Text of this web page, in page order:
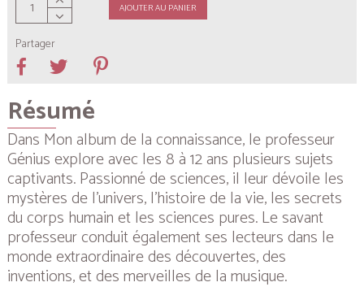
AJOUTER AU PANIER
Partager
Résumé
Dans Mon album de la connaissance, le professeur
Génius explore avec les 8 à 12 ans plusieurs sujets
captivants. Passionné de sciences, il leur dévoile les
mystères de l’univers, l’histoire de la vie, les secrets
du corps humain et les sciences pures. Le savant
professeur conduit également ses lecteurs dans le
monde extraordinaire des découvertes, des
inventions, et des merveilles de la musique.